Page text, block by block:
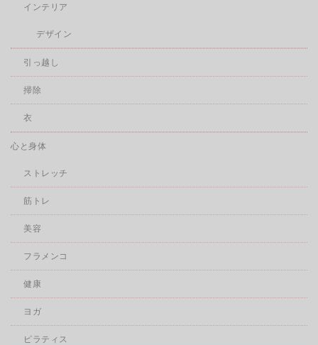
インテリア
デザイン
引っ越し
掃除
衣
心と身体
ストレッチ
筋トレ
美容
フラメンコ
健康
ヨガ
ピラティス